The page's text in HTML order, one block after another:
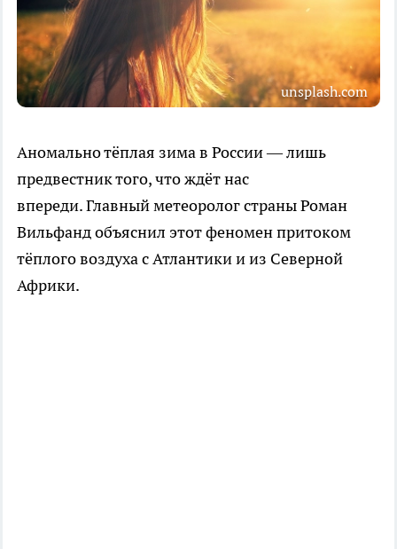
unsplash.com
Аномально тёплая зима в России — лишь
предвестник того, что ждёт нас
впереди. Главный метеоролог страны Роман
Вильфанд объяснил этот феномен притоком
тёплого воздуха с Атлантики и из Северной
Африки.